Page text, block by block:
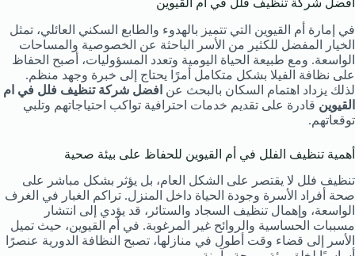
في إمارة أم القيوين التي تتميز بالهدوء والطابع السكني العائلي، تمثل
الخيار المفضل للكثير من الأسر الباحثة عن الخصوصية والمساحات
الواسعة. ومع طبيعة الحياة اليومية وتعدد المسؤوليات، أصبح الحفاظ
على نظافة الفيلا بشكل متكامل أمرًا يحتاج إلى خبرة وجهد منظم.
لذلك يزداد اهتمام السكان بالبحث عن افضل شركة تنظيف فلل في ام
القيوين قادرة على تقديم خدمات احترافية تواكب احتياجاتهم وتلبي
توقعاتهم.
أهمية تنظيف الفلل في أم القيوين للحفاظ على بيئة صحية
تنظيف فلل لا يقتصر على الشكل العام، بل يؤثر بشكل مباشر على
صحة أفراد الأسرة وجودة الحياة داخل المنزل. تراكم الغبار في الغرف
الواسعة، وإهمال تنظيف السجاد والستائر، قد يؤدي إلى انتشار
مسببات الحساسية والروائح غير المرغوبة. في أم القيوين، حيث تميل
الأسر إلى قضاء وقت أطول في منازلها، تصبح النظافة الدورية عنصرًا